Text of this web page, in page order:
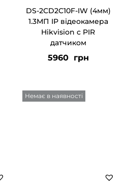
DS-2CD2C10F-IW (4мм)
1.3МП IP відеокамера
Hikvision c PIR
датчиком
5960 грн
Немає в наявності